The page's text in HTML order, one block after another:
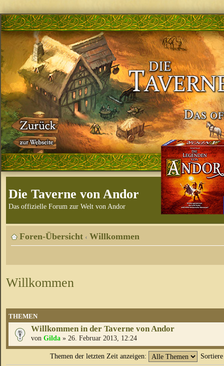
Die Taverne von Andor
Das offizielle Forum zur Welt von Andor
Foren-Übersicht ‹ Willkommen
Willkommen
THEMEN
Willkommen in der Taverne von Andor
von Gilda » 26. Februar 2013, 12:24
Themen der letzten Zeit anzeigen: